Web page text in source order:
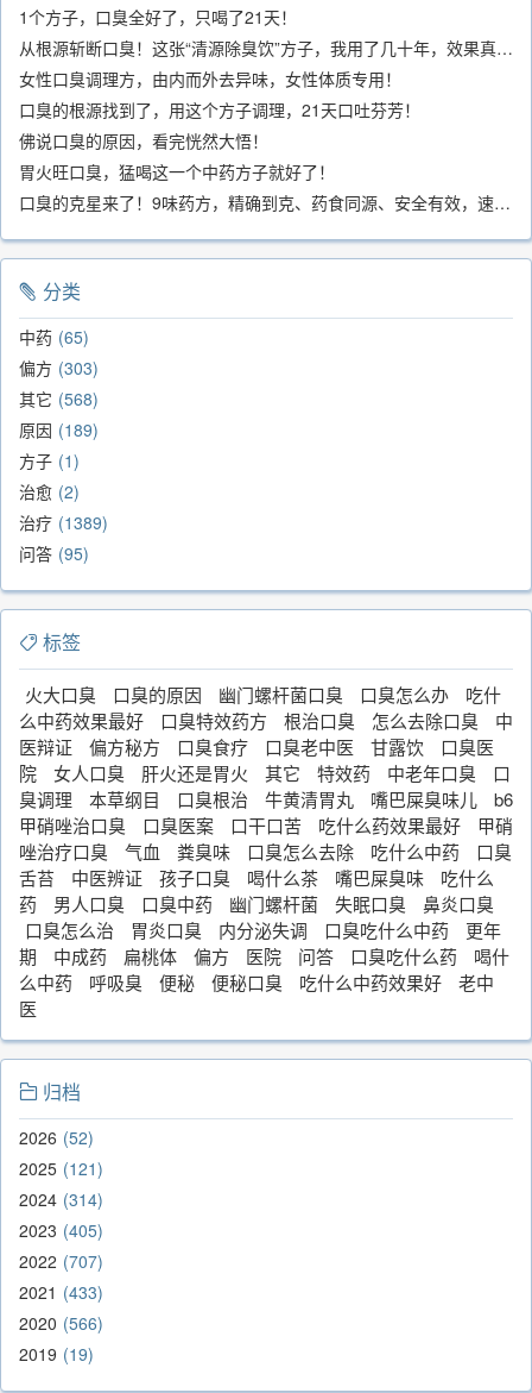
1个方子，口臭全好了，只喝了21天！
从根源斩断口臭！这张“清源除臭饮”方子，我用了几十年，效果真不错
女性口臭调理方，由内而外去异味，女性体质专用！
口臭的根源找到了，用这个方子调理，21天口吐芬芳！
佛说口臭的原因，看完恍然大悟！
胃火旺口臭，猛喝这一个中药方子就好了！
口臭的克星来了！9味药方，精确到克、药食同源、安全有效，速看！
分类
中药 65
偏方 303
其它 568
原因 189
方子 1
治愈 2
治疗 1389
问答 95
标签
火大口臭 口臭的原因 幽门螺杆菌口臭 口臭怎么办
吃什
么中药效果最好
口臭特效药方 根治口臭 怎么去除口臭
中
医辩证
偏方秘方 口臭食疗 口臭老中医 甘露饮
口臭医
院
女人口臭 肝火还是胃火 其它 特效药 中老年口臭
口
臭调理
本草纲目 口臭根治 牛黄清胃丸 嘴巴屎臭味儿
b6
甲硝唑治口臭
口臭医案 口干口苦 吃什么药效果最好
甲硝
唑治疗口臭
气血 粪臭味 口臭怎么去除 吃什么中药
口臭
舌苔
中医辨证 孩子口臭 喝什么茶 嘴巴屎臭味
吃什么
药
男人口臭 口臭中药 幽门螺杆菌 失眠口臭
鼻炎口臭
口臭怎么治
胃炎口臭 内分泌失调 口臭吃什么中药
更年
期
中成药 扁桃体 偏方 医院 问答 口臭吃什么药
喝什
么中药
呼吸臭 便秘 便秘口臭 吃什么中药效果好
老中
医
归档
2026 52
2025 121
2024 314
2023 405
2022 707
2021
433
2020 566
2019 19